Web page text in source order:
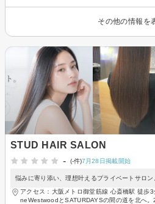
その他の情報を
STUD HAIR SALON
-
(-件)7月28日掲載開始
悩みに寄り添い、理想叶えるプライベートサロ
アクセス：大阪メトロ御堂筋線 心斎橋駅 徒歩
neWestwoodとSATURDAYSの間の道を北へ